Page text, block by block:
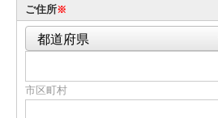
ご住所※
市区町村